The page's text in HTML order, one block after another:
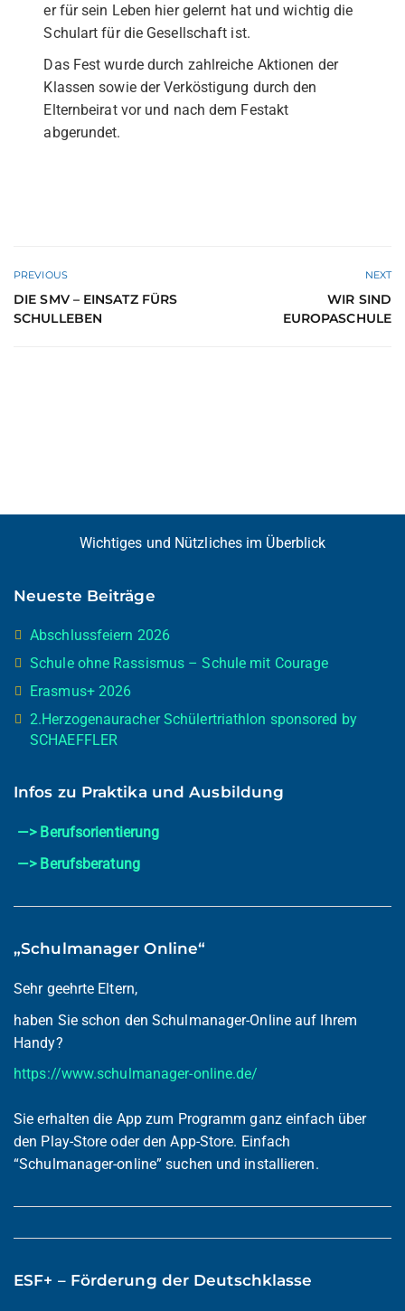
er für sein Leben hier gelernt hat und wichtig die
Schulart für die Gesellschaft ist.
Das Fest wurde durch zahlreiche Aktionen der
Klassen sowie der Verköstigung durch den
Elternbeirat vor und nach dem Festakt
abgerundet.
PREVIOUS
DIE SMV – EINSATZ FÜRS
SCHULLEBEN
NEXT
WIR SIND
EUROPASCHULE
Wichtiges und Nützliches im Überblick
Neueste Beiträge
Abschlussfeiern 2026
Schule ohne Rassismus – Schule mit Courage
Erasmus+ 2026
2.Herzogenauracher Schülertriathlon sponsored by
SCHAEFFLER
Infos zu Praktika und Ausbildung
—> Berufsorientierung
—> Berufsberatung
„Schulmanager Online“
Sehr geehrte Eltern,
haben Sie schon den Schulmanager-Online auf Ihrem
Handy?
https://www.schulmanager-online.de/
Sie erhalten die App zum Programm ganz einfach über
den Play-Store oder den App-Store. Einfach
“Schulmanager-online” suchen und installieren.
ESF+ – Förderung der Deutschklasse